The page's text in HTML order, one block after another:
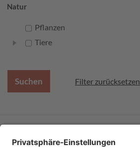
Natur
Pflanzen
Tiere
Filter zurücksetzen